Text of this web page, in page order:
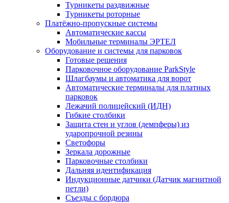
Турникеты раздвижные
Турникеты роторные
Платёжно-пропускные системы
Автоматические кассы
Мобильные терминалы ЭРТЕЛ
Оборудование и системы для парковок
Готовые решения
Парковочное оборудование ParkStyle
Шлагбаумы и автоматика для ворот
Автоматические терминалы для платных
парковок
Лежачий полицейский (ИДН)
Гибкие столбики
Защита стен и углов (демпферы) из
ударопрочной резины
Светофоры
Зеркала дорожные
Парковочные столбики
Дальняя идентификация
Индукционные датчики (Датчик магнитной
петли)
Съезды с бордюра